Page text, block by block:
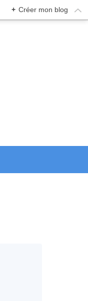
+ Créer mon blog